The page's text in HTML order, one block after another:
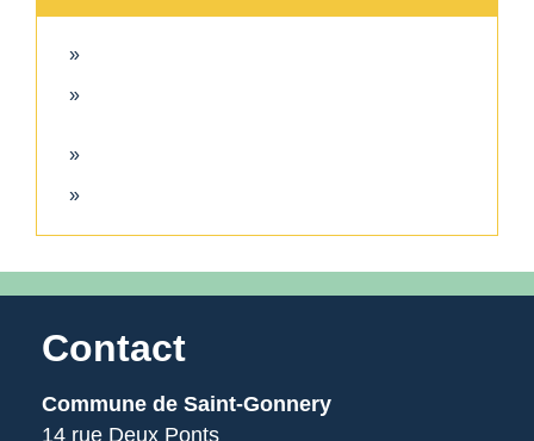
Contact
Commune de Saint-Gonnery
14 rue Deux Ponts